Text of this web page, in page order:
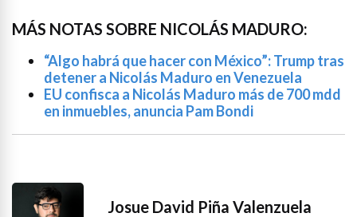
MÁS NOTAS SOBRE NICOLÁS MADURO:
“Algo habrá que hacer con México”: Trump tras
detener a Nicolás Maduro en Venezuela
EU confisca a Nicolás Maduro más de 700 mdd
en inmuebles, anuncia Pam Bondi
Josue David Piña Valenzuela